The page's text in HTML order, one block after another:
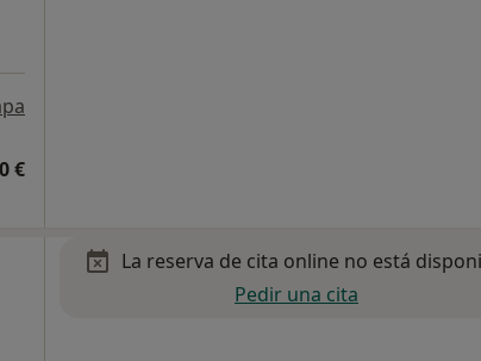
€
La reserva de cita online no está
Pedir una cita